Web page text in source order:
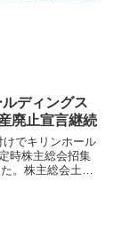
ディングス
廃止宣言継続
けでキリンホール
時株主総会招集
。株主総会土産